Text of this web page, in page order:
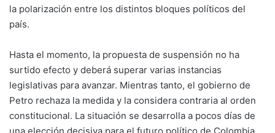
la polarización entre los distintos bloques políticos del
país.
Hasta el momento, la propuesta de suspensión no ha
surtido efecto y deberá superar varias instancias
legislativas para avanzar. Mientras tanto, el gobierno de
Petro rechaza la medida y la considera contraria al orden
constitucional. La situación se desarrolla a pocos días de